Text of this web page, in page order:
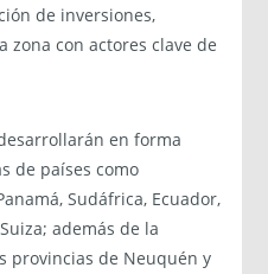
de inversiones,
zona con actores clave de
en forma
de países como
Sudáfrica, Ecuador,
además de la
provincias de Neuquén y